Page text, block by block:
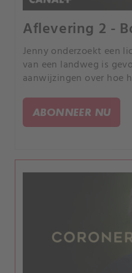
Aflevering 2 -
Jenny onderzoekt een
van een landweg is
aanwijzingen over hoe
ABONNEER NU